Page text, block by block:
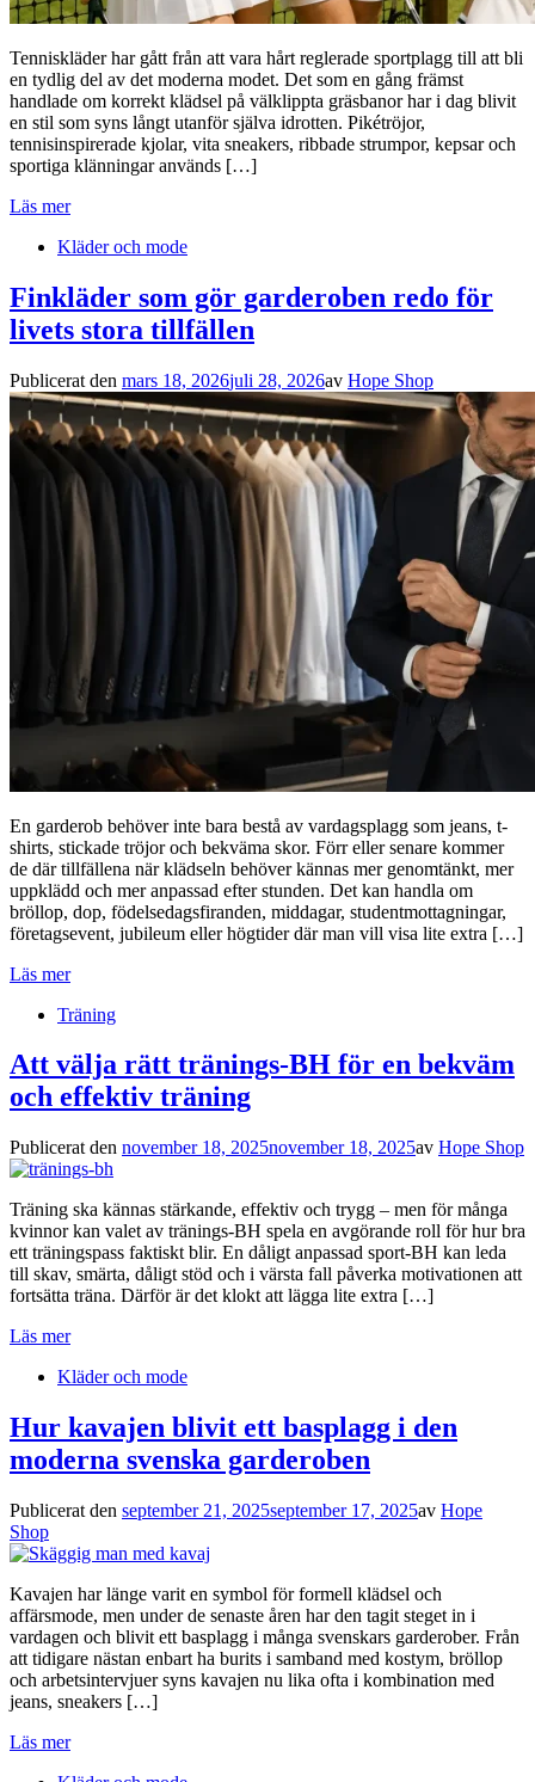
Tenniskläder har gått från att vara hårt reglerade sportplagg till att bli
en tydlig del av det moderna modet. Det som en gång främst
handlade om korrekt klädsel på välklippta gräsbanor har i dag blivit
en stil som syns långt utanför själva idrotten. Pikétröjor,
tennisinspirerade kjolar, vita sneakers, ribbade strumpor, kepsar och
sportiga klänningar används […]
Läs mer
Kläder och mode
Finkläder som gör garderoben redo för
livets stora tillfällen
Publicerat den mars 18, 2026juli 28, 2026av Hope Shop
En garderob behöver inte bara bestå av vardagsplagg som jeans, t-
shirts, stickade tröjor och bekväma skor. Förr eller senare kommer
de där tillfällena när klädseln behöver kännas mer genomtänkt, mer
uppklädd och mer anpassad efter stunden. Det kan handla om
bröllop, dop, födelsedagsfiranden, middagar, studentmottagningar,
företagsevent, jubileum eller högtider där man vill visa lite extra […]
Läs mer
Träning
Att välja rätt tränings-BH för en bekväm
och effektiv träning
Publicerat den november 18, 2025november 18, 2025av Hope Shop
Träning ska kännas stärkande, effektiv och trygg – men för många
kvinnor kan valet av tränings-BH spela en avgörande roll för hur bra
ett träningspass faktiskt blir. En dåligt anpassad sport-BH kan leda
till skav, smärta, dåligt stöd och i värsta fall påverka motivationen att
fortsätta träna. Därför är det klokt att lägga lite extra […]
Läs mer
Kläder och mode
Hur kavajen blivit ett basplagg i den
moderna svenska garderoben
Publicerat den september 21, 2025september 17, 2025av Hope
Shop
Kavajen har länge varit en symbol för formell klädsel och
affärsmode, men under de senaste åren har den tagit steget in i
vardagen och blivit ett basplagg i många svenskars garderober. Från
att tidigare nästan enbart ha burits i samband med kostym, bröllop
och arbetsintervjuer syns kavajen nu lika ofta i kombination med
jeans, sneakers […]
Läs mer